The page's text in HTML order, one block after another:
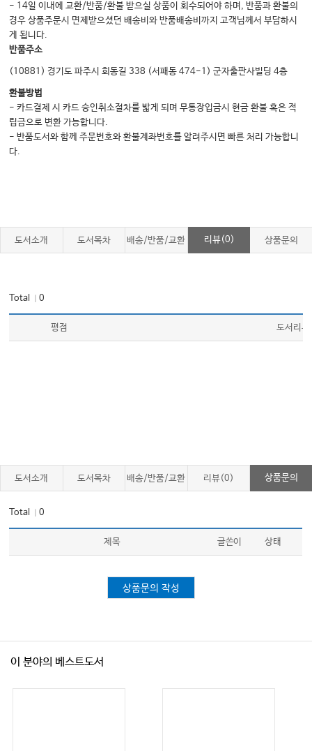
- 14일 이내에 교환/반품/환불 받으실 상품이 회수되어야 하며, 반품과 환불의
경우 상품주문시 면제받으셨던 배송비와 반품배송비까지 고객님께서 부담하시
게 됩니다.
반품주소
(10881) 경기도 파주시 회동길 338 (서패동 474-1) 군자출판사빌딩 4층
환불방법
- 카드결제 시 카드 승인취소절차를 밟게 되며 무통장입금시 현금 환불 혹은 적
립금으로 변환 가능합니다.
- 반품도서와 함께 주문번호와 환불계좌번호를 알려주시면 빠른 처리 가능합니
다.
도서소개 도서목차 배송/반품/교환 리뷰(0) 상품문의
Total ｜0
평점 도서리뷰
도서소개 도서목차 배송/반품/교환 리뷰(0) 상품문의
Total ｜0
제목 글쓴이 상태
상품문의 작성
이 분야의 베스트도서